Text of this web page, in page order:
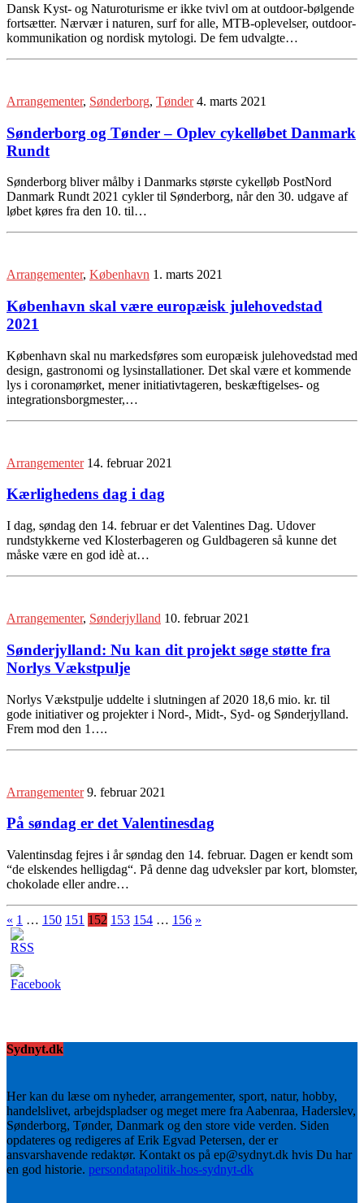
Dansk Kyst- og Naturoturisme er ikke tvivl om at outdoor-bølgende
fortsætter. Nærvær i naturen, surf for alle, MTB-oplevelser, outdoor-
kommunikation og nordisk mytologi. De fem udvalgte…
Arrangementer, Sønderborg, Tønder 4. marts 2021
Sønderborg og Tønder – Oplev cykelløbet Danmark
Rundt
Sønderborg bliver målby i Danmarks største cykelløb PostNord
Danmark Rundt 2021 cykler til Sønderborg, når den 30. udgave af
løbet køres fra den 10. til…
Arrangementer, København 1. marts 2021
København skal være europæisk julehovedstad
2021
København skal nu markedsføres som europæisk julehovedstad med
design, gastronomi og lysinstallationer. Det skal være et kommende
lys i coronamørket, mener initiativtageren, beskæftigelses- og
integrationsborgmester,…
Arrangementer 14. februar 2021
Kærlighedens dag i dag
I dag, søndag den 14. februar er det Valentines Dag. Udover
rundstykkerne ved Klosterbageren og Guldbageren så kunne det
måske være en god idè at…
Arrangementer, Sønderjylland 10. februar 2021
Sønderjylland: Nu kan dit projekt søge støtte fra
Norlys Vækstpulje
Norlys Vækstpulje uddelte i slutningen af 2020 18,6 mio. kr. til
gode initiativer og projekter i Nord-, Midt-, Syd- og Sønderjylland.
Frem mod den 1….
Arrangementer 9. februar 2021
På søndag er det Valentinesdag
Valentinsdag fejres i år søndag den 14. februar. Dagen er kendt som
“de elskendes helligdag“. På denne dag udveksler par kort, blomster,
chokolade eller andre…
« 1 … 150 151 152 153 154 … 156 »
Sydnyt.dk
Her kan du læse om nyheder, arrangementer, sport, natur, hobby,
handelslivet, arbejdspladser og meget mere fra Aabenraa, Haderslev,
Sønderborg, Tønder, Danmark og den store vide verden. Siden
opdateres og redigeres af Erik Egvad Petersen, der er
ansvarshavende redaktør. Kontakt os på ep@sydnyt.dk hvis Du har
en god historie. persondatapolitik-hos-sydnyt-dk